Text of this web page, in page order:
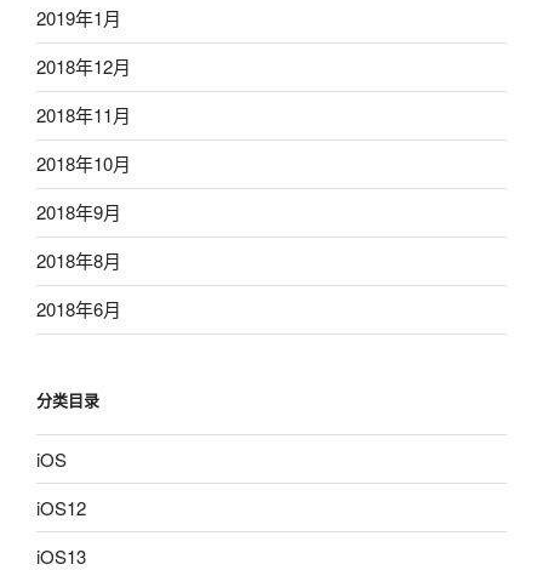
2019年1月
2018年12月
2018年11月
2018年10月
2018年9月
2018年8月
2018年6月
分类目录
iOS
iOS12
iOS13